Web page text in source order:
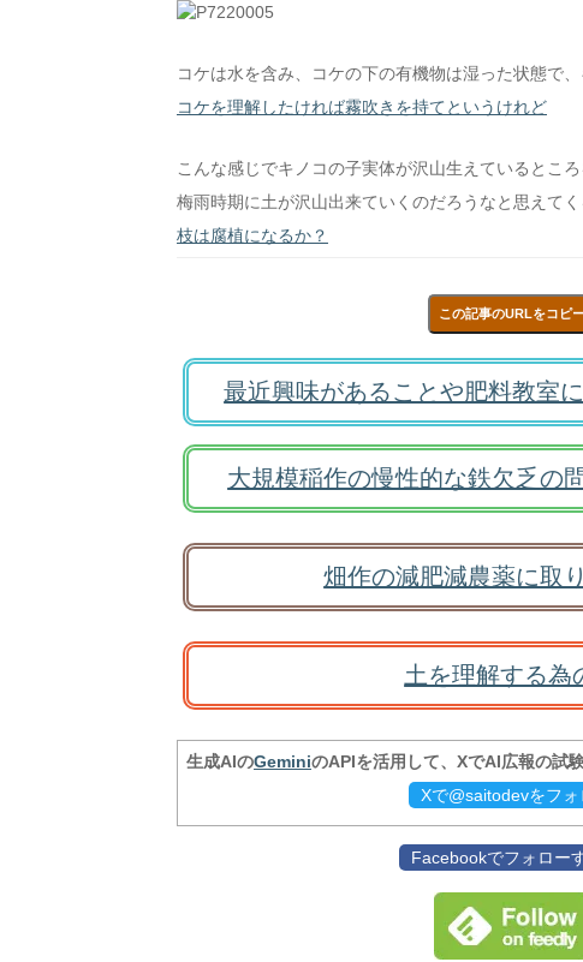
コケは水を含み、コケの下の有機物は湿った状態で
コケを理解したければ霧吹きを持てというけれど
こんな感じでキノコの子実体が沢山生えているところ
梅雨時期に土が沢山出来ていくのだろうなと思えてく
枝は腐植になるか？
この記事のURLをコピ
最近興味があることや肥料教室
大規模稲作の慢性的な鉄欠乏の
畑作の減肥減農薬に取
土を理解する為
生成AIのGeminiのAPIを活用して、XでAI広報の試
Xで@saitodevをフォ
Facebookでフォロー